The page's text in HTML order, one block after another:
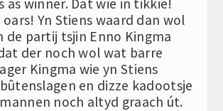
as winner. Dat wie in tikkie!
Yn Stiens waard dan wol
de partij tsjin Enno Kingma
der noch wol wat barre
Kingma wie yn Stiens
en dizze kadootsje
noch altyd graach út.